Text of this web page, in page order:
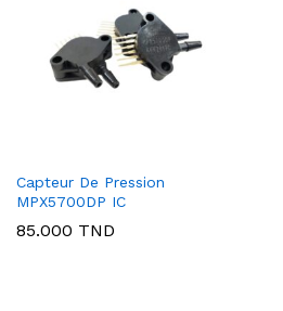
Capteur De Pression
MPX5700DP IC
85.000 TND